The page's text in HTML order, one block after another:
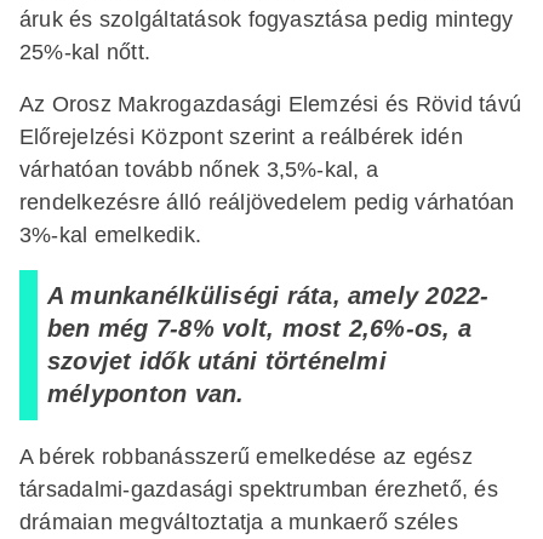
áruk és szolgáltatások fogyasztása pedig mintegy
25%-kal nőtt.
Az Orosz Makrogazdasági Elemzési és Rövid távú
Előrejelzési Központ szerint a reálbérek idén
várhatóan tovább nőnek 3,5%-kal, a
rendelkezésre álló reáljövedelem pedig várhatóan
3%-kal emelkedik.
A munkanélküliségi ráta, amely 2022-
ben még 7-8% volt, most 2,6%-os, a
szovjet idők utáni történelmi
mélyponton van.
A bérek robbanásszerű emelkedése az egész
társadalmi-gazdasági spektrumban érezhető, és
drámaian megváltoztatja a munkaerő széles